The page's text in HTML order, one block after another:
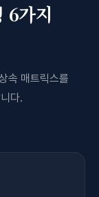
6가지
속 매트릭스를
다.